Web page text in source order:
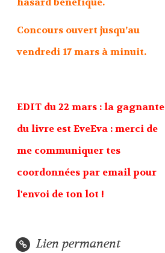
Concours ouvert jusqu’au
vendredi 17 mars à minuit.
EDIT du 22 mars : la gagnante
du livre est EveEva : merci de
me communiquer tes
coordonnées par email pour
l'envoi de ton lot !
Lien permanent